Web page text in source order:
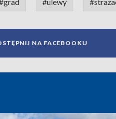
NA FACEBOOKU